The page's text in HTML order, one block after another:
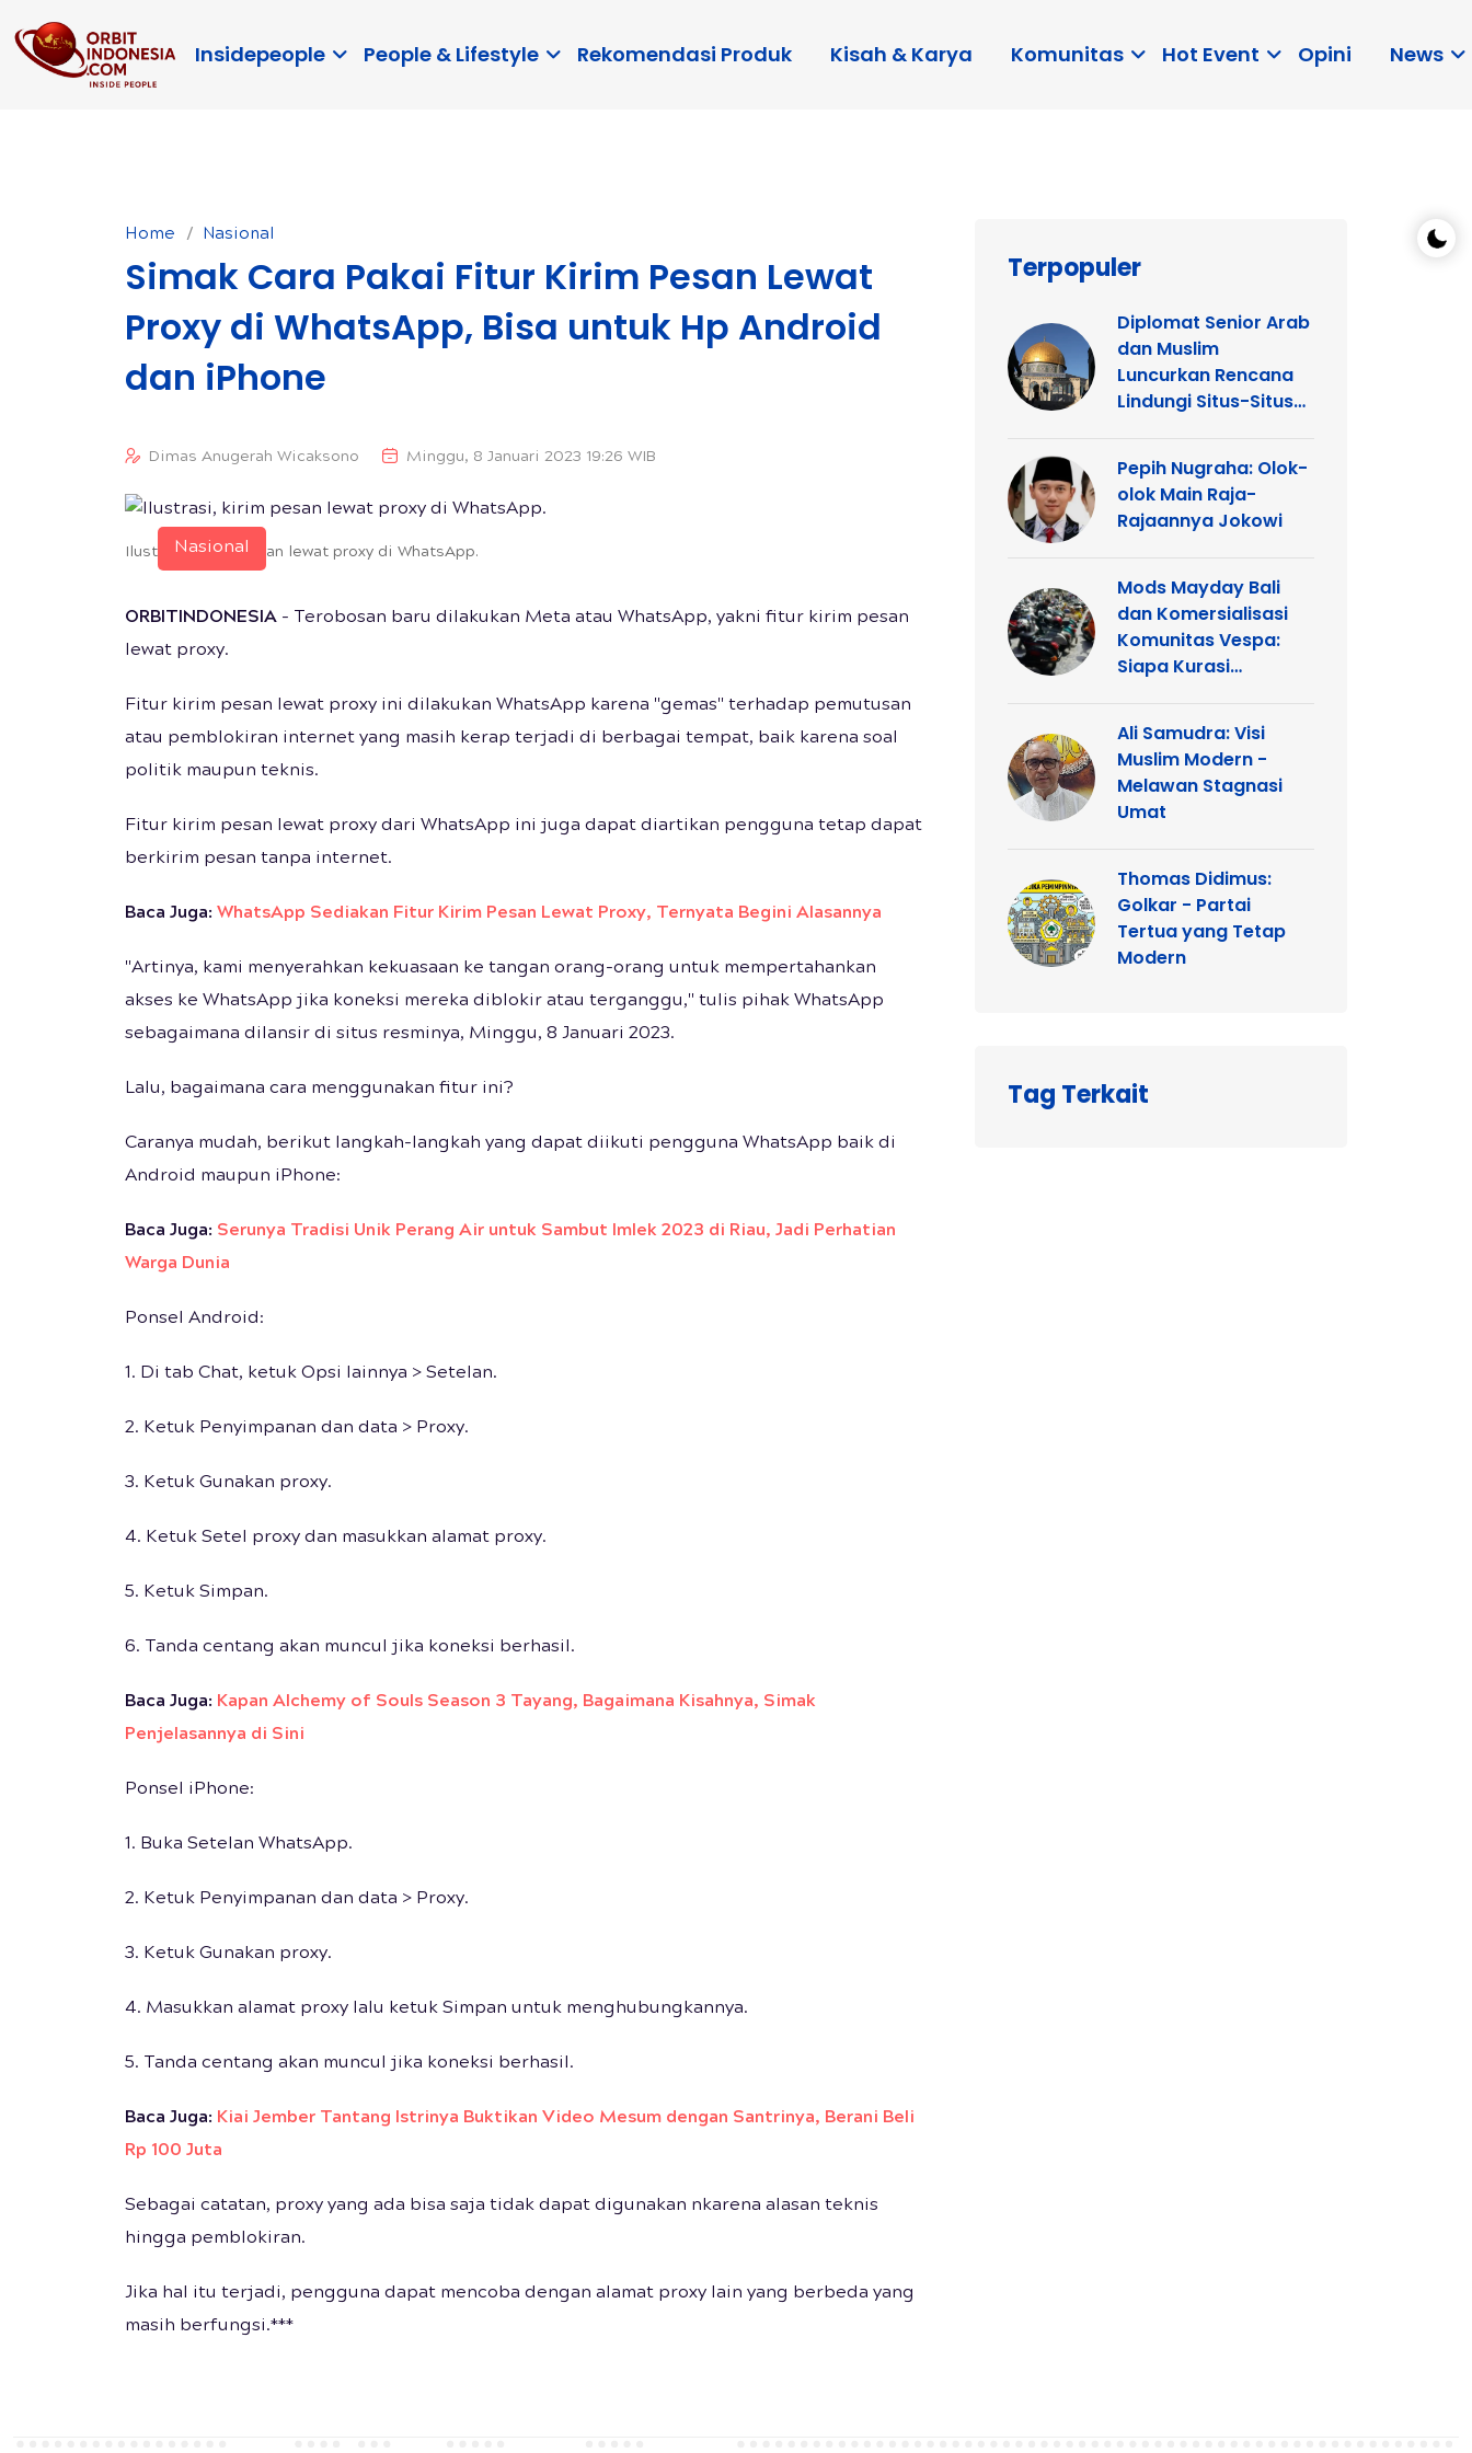
Insidepeople People & Lifestyle Rekomendasi Produk Kisah & Karya Komunitas Hot Event Opini News
Home Nasional
Simak Cara Pakai Fitur Kirim Pesan Lewat
Proxy di WhatsApp, Bisa untuk Hp Android
dan iPhone
Dimas Anugerah Wicaksono Minggu, 8 Januari 2023 19:26 WIB
Ilustrasi, kirim pesan lewat proxy di WhatsApp.
Nasional
ORBITINDONESIA - Terobosan baru dilakukan Meta atau WhatsApp, yakni fitur kirim pesan
lewat proxy.
Fitur kirim pesan lewat proxy ini dilakukan WhatsApp karena "gemas" terhadap pemutusan
atau pemblokiran internet yang masih kerap terjadi di berbagai tempat, baik karena soal
politik maupun teknis.
Fitur kirim pesan lewat proxy dari WhatsApp ini juga dapat diartikan pengguna tetap dapat
berkirim pesan tanpa internet.
Baca Juga: WhatsApp Sediakan Fitur Kirim Pesan Lewat Proxy, Ternyata Begini Alasannya
"Artinya, kami menyerahkan kekuasaan ke tangan orang-orang untuk mempertahankan
akses ke WhatsApp jika koneksi mereka diblokir atau terganggu," tulis pihak WhatsApp
sebagaimana dilansir di situs resminya, Minggu, 8 Januari 2023.
Lalu, bagaimana cara menggunakan fitur ini?
Caranya mudah, berikut langkah-langkah yang dapat diikuti pengguna WhatsApp baik di
Android maupun iPhone:
Baca Juga: Serunya Tradisi Unik Perang Air untuk Sambut Imlek 2023 di Riau, Jadi Perhatian
Warga Dunia
Ponsel Android:
1. Di tab Chat, ketuk Opsi lainnya > Setelan.
2. Ketuk Penyimpanan dan data > Proxy.
3. Ketuk Gunakan proxy.
4. Ketuk Setel proxy dan masukkan alamat proxy.
5. Ketuk Simpan.
6. Tanda centang akan muncul jika koneksi berhasil.
Baca Juga: Kapan Alchemy of Souls Season 3 Tayang, Bagaimana Kisahnya, Simak
Penjelasannya di Sini
Ponsel iPhone:
1. Buka Setelan WhatsApp.
2. Ketuk Penyimpanan dan data > Proxy.
3. Ketuk Gunakan proxy.
4. Masukkan alamat proxy lalu ketuk Simpan untuk menghubungkannya.
5. Tanda centang akan muncul jika koneksi berhasil.
Baca Juga: Kiai Jember Tantang Istrinya Buktikan Video Mesum dengan Santrinya, Berani Beli
Rp 100 Juta
Sebagai catatan, proxy yang ada bisa saja tidak dapat digunakan nkarena alasan teknis
hingga pemblokiran.
Jika hal itu terjadi, pengguna dapat mencoba dengan alamat proxy lain yang berbeda yang
masih berfungsi.***
Terpopuler
Diplomat Senior Arab
dan Muslim
Luncurkan Rencana
Lindungi Situs-Situs
dan Kristen di
Yerusalem
Pepih Nugraha: Olok-
olok Main Raja-
Rajaannya Jokowi
Mods Mayday Bali
dan Komersialisasi
Komunitas Vespa:
Siapa Kurasi
Ali Samudra: Visi
Muslim Modern -
Melawan Stagnasi
Umat
Thomas Didimus:
Golkar - Partai
Tertua yang Tetap
Modern
Tag Terkait